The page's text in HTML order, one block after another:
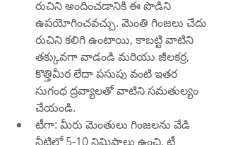
రుచిని అందించడానికి ఈ పొడిని
ఉపయోగించవచ్చు. మెంతి గింజలు చేదు
రుచిని కలిగి ఉంటాయి, కాబట్టి వాటిని
తక్కువగా వాడండి మరియు జీలకర్ర,
కొత్తిమీర లేదా పసుపు వంటి ఇతర
సుగంధ ద్రవ్యాలతో వాటిని సమతుల్యం
చేయండి.
టీగా: మీరు మెంతులు గింజలను వేడి
నీటిలో 5-10 నిమిషాలు ఉంచి, టీ